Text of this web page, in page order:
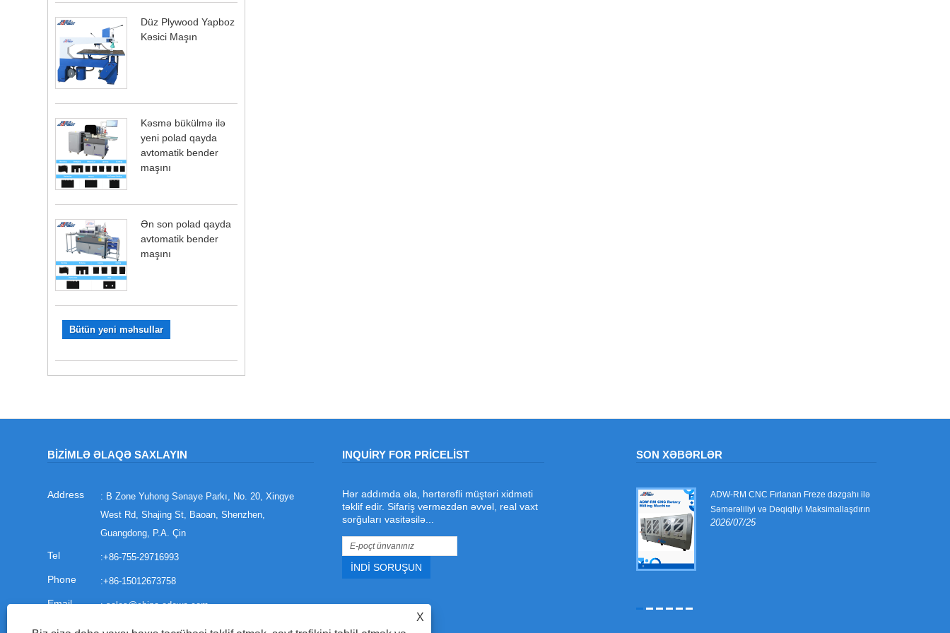
Düz Plywood Yapboz
Kəsici Maşın
Kəsmə bükülmə ilə
yeni polad qayda
avtomatik bender
maşını
Ən son polad qayda
avtomatik bender
maşını
Bütün yeni məhsullar
X
BIZIMLƏ ƏLAQƏ SAXLAYIN
: B Zone Yuhong Sənaye Parkı, No. 20, Xingye
West Rd, Shajing St, Baoan, Shenzhen,
Guangdong, P.A. Çin
:+86-755-29716993
:+86-15012673758
:sales@china-adewo.com
: +86-755-29716997
INQUIRY FOR PRICELIST
Hər addımda əla, hərtərəfli müştəri xidməti
təklif edir. Sifariş verməzdən əvvəl, real vaxt
sorğuları vasitəsilə...
SON XƏBƏRLƏR
Polad Qaynaq və Die istehsalı üçün ən
yaxşı lazer qaynaqçısı nədir?
ADW-RM CNC Fırlanan Freze dəzgahı ilə
Səmərəliliyi və Dəqiqliyi Maksimallaşdırın
2026/07/25